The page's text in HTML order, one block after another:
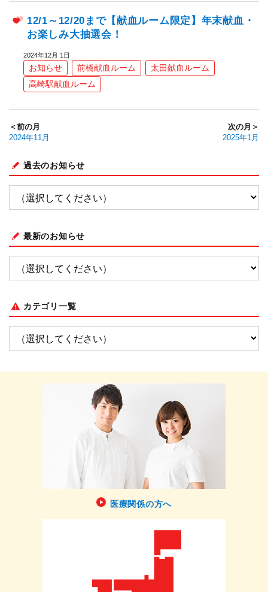
12/1～12/20まで【献血ルーム限定】年末献血・
お楽しみ大抽選会！
2024年12月 1日
お知らせ 前橋献血ルーム
太田献血ルーム
高崎駅献血ルーム
＜前の月
2024年11月
次の月＞
2025年1月
過去のお知らせ
最新のお知らせ
カテゴリ一覧
医療関係の方へ